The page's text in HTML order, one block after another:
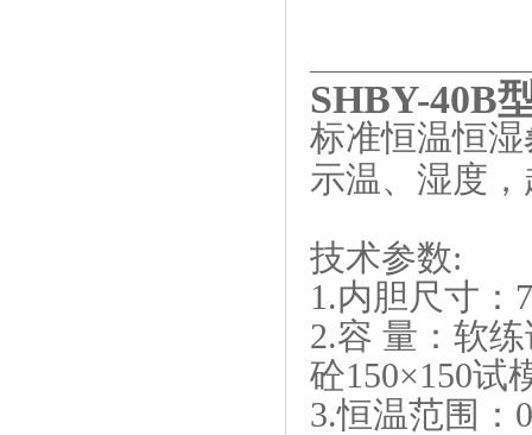
SHBY-40B
标准恒温恒湿
示温、湿度
技术参数:
1.内胆尺寸：
2.容 量：软
砼150×150试
3.恒温范围